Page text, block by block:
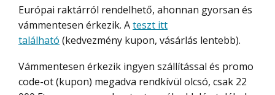
Európai raktárról rendelhető, ahonnan gyorsan és
vámmentesen érkezik. Ateszt itt
található (kedvezmény kupon, vásárlás lentebb).
Vámmentesen érkezik ingyen szállítással és promo
code-ot (kupon) megadva rendkívül olcsó, csak 22